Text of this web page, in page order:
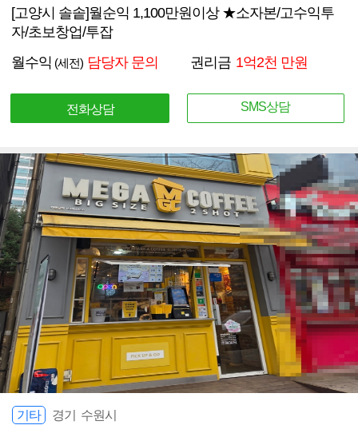
[고양시 솔솥]월순익 1,100만원이상 ★소자본/고수익투
자/초보창업/투잡
월수익 (세전) 담당자 문의 권리금 1억2천 만원
전화상담 SMS상담
기타 경기 수원시